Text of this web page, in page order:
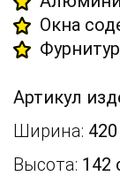
Окна
Артикул
Ширина:
Высота: 142